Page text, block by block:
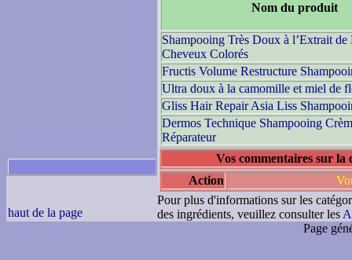
Nom du produit
Shampooing Très Doux à l’Extrait de
Cheveux Colorés
Fructis Volume Restructure
Ultra doux à la camomille et miel de
Gliss Hair Repair Asia Liss
Dermos Technique Shampooing
Réparateur
Vos commentaires sur
Action
haut de la page
Pour plus d'informations sur les
des ingrédients, veuillez consulter les
Page